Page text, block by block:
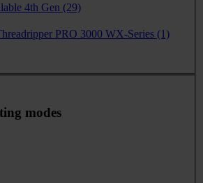
4th Gen (29)
PRO 3000 WX-Series (1)
modes